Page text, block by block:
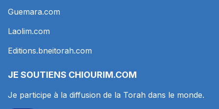
Guemara.com
Laolim.com
Editions.bneitorah.com
JE SOUTIENS CHIOURIM.COM
Je participe à la diffusion de la Torah dans le monde.